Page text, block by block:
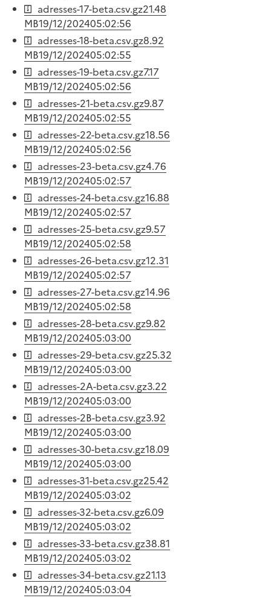
adresses-17-beta.csv.gz21.48
MB19/12/202405:02:56
adresses-18-beta.csv.gz8.92
MB19/12/202405:02:55
adresses-19-beta.csv.gz7.17
MB19/12/202405:02:56
adresses-21-beta.csv.gz9.87
MB19/12/202405:02:55
adresses-22-beta.csv.gz18.56
MB19/12/202405:02:56
adresses-23-beta.csv.gz4.76
MB19/12/202405:02:57
adresses-24-beta.csv.gz16.88
MB19/12/202405:02:57
adresses-25-beta.csv.gz9.57
MB19/12/202405:02:58
adresses-26-beta.csv.gz12.31
MB19/12/202405:02:57
adresses-27-beta.csv.gz14.96
MB19/12/202405:02:58
adresses-28-beta.csv.gz9.82
MB19/12/202405:03:00
adresses-29-beta.csv.gz25.32
MB19/12/202405:03:00
adresses-2A-beta.csv.gz3.22
MB19/12/202405:03:00
adresses-2B-beta.csv.gz3.92
MB19/12/202405:03:00
adresses-30-beta.csv.gz18.09
MB19/12/202405:03:00
adresses-31-beta.csv.gz25.42
MB19/12/202405:03:02
adresses-32-beta.csv.gz6.09
MB19/12/202405:03:02
adresses-33-beta.csv.gz38.81
MB19/12/202405:03:02
adresses-34-beta.csv.gz21.13
MB19/12/202405:03:04